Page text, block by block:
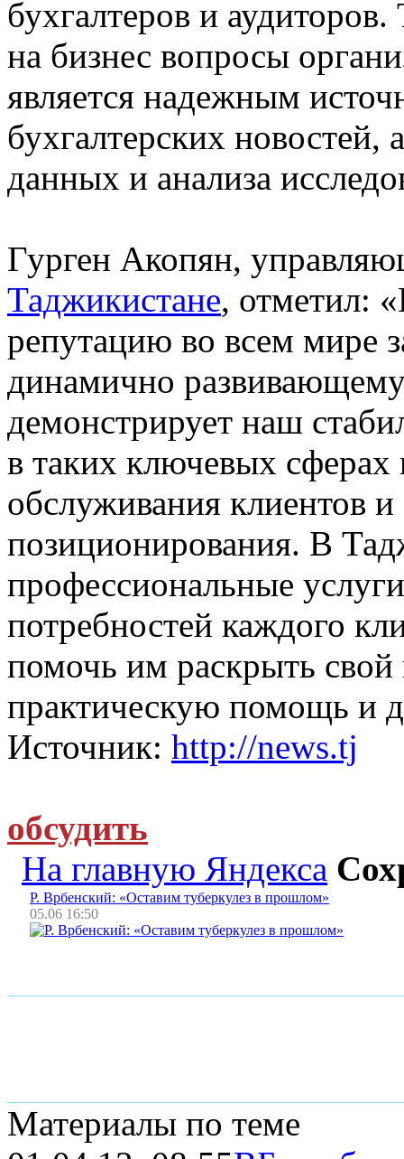
бухгалтеров и
на бизнес вопросы
является надежным
бухгалтерских
данных и анализа
Гурген Акопян,
Таджикистане, отметил:
репутацию во всем мире
динамично
демонстрирует наш
в таких ключевых сферах
обслуживания клиентов и
позиционирования. В
профессиональные
потребностей каждого
помочь им раскрыть свой
практическую помощь и
Источник: http://news.tj
обсудить
На главную Яндекса
Р. Врбенский: «Оставим туберкулез в прошлом»
05.06 16:50
Материалы по теме